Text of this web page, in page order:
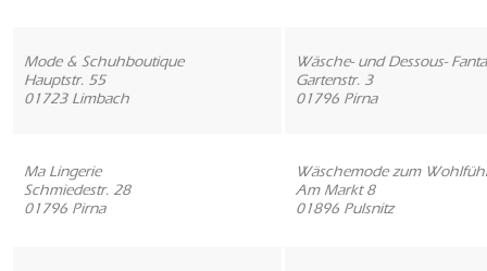
Mode & Schuhboutique
Hauptstr. 55
01723 Limbach
Wäsche- und Dessous-
Gartenstr. 3
01796 Pirna
Ma Lingerie
Schmiedestr. 28
01796 Pirna
Wäschemode zum
Am Markt 8
01896 Pulsnitz